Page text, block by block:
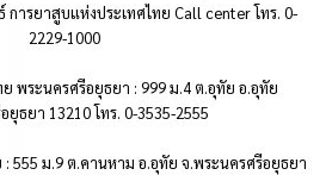
ารยาสูบแห่งประเทศไทย Call center โทร. 0-
2229-1000
พระนครศรีอยุธยา : 999 ม.4 ต.อุทัย อ.อุทัย
ยุธยา 13210 โทร. 0-3535-2555
555 ม.9 ต.คานหาม อ.อุทัย จ.พระนครศรีอยุธยา